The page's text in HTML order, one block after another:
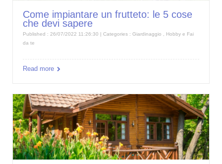
Come impiantare un frutteto: le 5 cose
che devi sapere
Published : 26/07/2022 11:26:30 | Categories : Giardinaggio
Hobby e Fai
da te
Read more